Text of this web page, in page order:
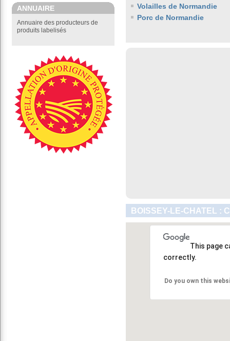
ANNUAIRE
Annuaire des producteurs de
produits labelisés
Volailles de Normandie
Porc de Normandie
BOISSEY-LE-CHATEL :
This page
correctly.
Do you own this